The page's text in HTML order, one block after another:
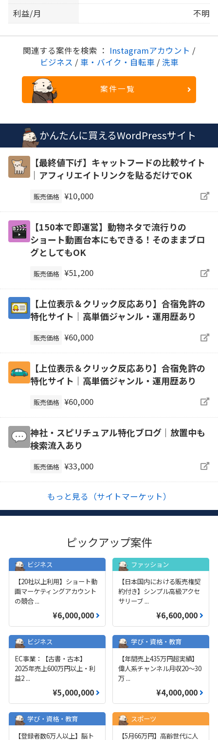
利益/月
不明
関連する案件を検索 ： Instagramアカウント /
ビジネス / 車・バイク・自転車 / 洗車
案件一覧
かんたんに買えるWordPressサイト
【最終値下げ】キャットフードの比較サイト
｜アフィリエイトリンクを貼るだけでOK
販売価格 ¥10,000
【150本で即運営】動物ネタで流行りの
ショート動画台本にもできる！そのままブロ
グとしてもOK
販売価格 ¥51,200
【上位表示＆クリック反応あり】合宿免許の
特化サイト｜高単価ジャンル・運用歴あり
販売価格 ¥60,000
【上位表示＆クリック反応あり】合宿免許の
特化サイト｜高単価ジャンル・運用歴あり
販売価格 ¥60,000
神社・スピリチュアル特化ブログ｜放置中も
検索流入あり
販売価格 ¥33,000
もっと見る（サイトマーケット）
ピックアップ案件
ビジネス
【20社以上利用】ショート動
画マーケティングアカウント
の競合...
¥6,000,000
ファッション
【日本国内における販売権契
約付き】シンプル高級アクセ
サリーブ ...
¥6,600,000
ビジネス
EC事業：【古書・古本】
2025年売上600万円以上・利
益2 ...
¥5,000,000
学び・資格・教育
【年間売上435万円超実績】
偉人系チャンネル月収20～30
万 ...
¥4,000,000
学び・資格・教育
【登録者数6万人以上】脳ト
スポーツ
【5月66万円】高齢世代に人